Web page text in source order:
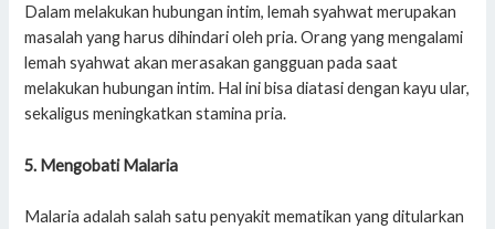
Dalam melakukan hubungan intim, lemah syahwat merupakan
masalah yang harus dihindari oleh pria. Orang yang mengalami
lemah syahwat akan merasakan gangguan pada saat
melakukan hubungan intim. Hal ini bisa diatasi dengan kayu ular,
sekaligus meningkatkan stamina pria.
5. Mengobati Malaria
Malaria adalah salah satu penyakit mematikan yang ditularkan